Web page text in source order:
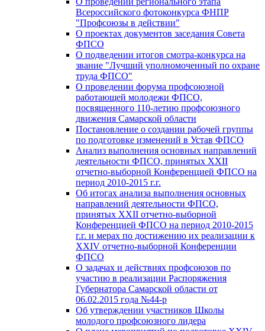
Всероссийского фотоконкурса ФНПР
"Профсоюзы в действии"
О проектах документов заседания Совета
ФПСО
О подведении итогов смотра-конкурса на
звание "Лучший уполномоченный по охране
труда ФПСО"
О проведении форума профсоюзной
работающей молодежи ФПСО,
посвященного 110-летию профсоюзного
движения Самарской области
Постановление о создании рабочей группы
по подготовке изменений в Устав ФПСО
Анализ выполнения основных направлений
деятельности ФПСО, принятых XXII
отчетно-выборной Конференцией ФПСО на
период 2010-2015 г.г.
Об итогах анализа выполнения основных
направлений деятельности ФПСО,
принятых XXII отчетно-выборной
Конференцией ФПСО на период 2010-2015
г.г. и мерах по достижению их реализации к
XXIV отчетно-выборной Конференции
ФПСО
О задачах и действиях профсоюзов по
участию в реализации Распоряжения
Губернатора Самарской области от
06.02.2015 года №44-р
Об утверждении участников Школы
молодого профсоюзного лидера